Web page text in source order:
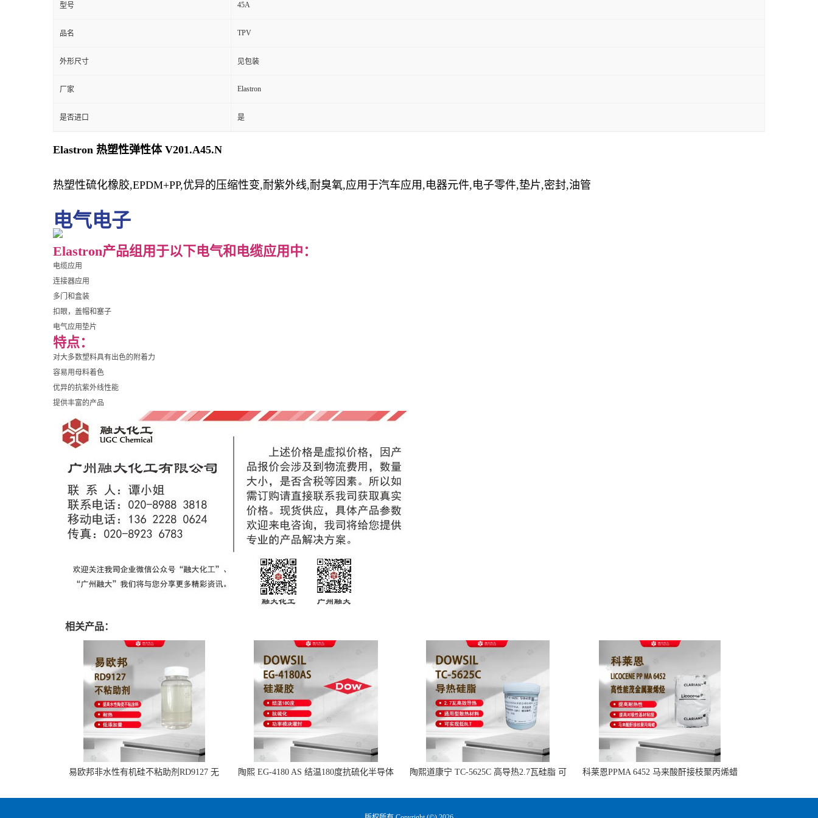
型号 45A
品名 TPV
外形尺寸 见包装
厂家 Elastron
是否进口 是
Elastron 热塑性弹性体 V201.A45.N
热塑性硫化橡胶,EPDM+PP,优异的压缩性变,耐紫外线,耐臭氧,应用于汽车应用,电器元件,电子零件,垫片,密封,油管
电气电子
Elastron产品组用于以下电气和电缆应用中：
电缆应用
连接器应用
多门和盒装
扣眼，盖帽和塞子
电气应用垫片
特点：
对大多数塑料具有出色的附着力
容易用母料着色
优异的抗紫外线性能
提供丰富的产品
相关产品：
易欧邦非水性有机硅不粘助剂RD9127 无
陶熙 EG-4180 AS 结温180度抗硫化半导体
陶熙道康宁 TC-5625C 高导热2.7瓦硅脂 可
科莱恩PPMA 6452 马来酸酐接枝聚丙烯蜡